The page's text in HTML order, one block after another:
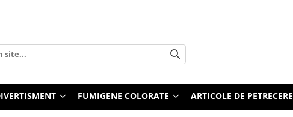
FUMIGENE COLORATE ARTICOLE DE PETRECERE